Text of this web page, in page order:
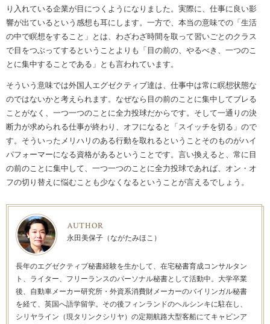
り入れている企業が目につくようになりました。実際に、仕事に良い影
響が出ているという感想も耳にします。一方で、本当の意味での「生活
の中で瞑想をすること」とは、わざわざ時間を取って習いごとのクラス
で目をつぶってするということよりも「目の前の、やるべき、一つのこ
とに集中することである」とも言われています。
そういう意味では外国人エグゼクティブ達は、仕事中は常に瞑想状態な
のではないかと考えられます。なぜなら目の前のことに集中してブレる
ことがなく、一つ一つのことに全力投球だからです。そして一通りの決
断力が求められる仕事が終わり、オフになると「スイッチを切る」ので
す。そういったメリハリのある行動を取れるということそのものがハイ
パフォーマーになる資格があるということです。言い換えると、常に目
の前のことに集中して、一つ一つのことに全力投球であれば、オン・オ
フの切り替えに悩むことも少なくなるということが言えるでしょう。
AUTHOR
永田美保子（ながたみほこ）
長年のエグゼクティブ秘書経験を生かして、在宅秘書育成コンサルタン
ト、ライター、フリーランスのパーソナル秘書として活動中。大学卒業
後、自動車メーカー研究所・外資系消費財メーカーのバイリンガル秘書
を経て、英国へ語学留学。その後フィンランドのヘルシンキに駐在し、
シリヤライン（現タリンクシリヤ）の定期航路大型客船にてキャビンア